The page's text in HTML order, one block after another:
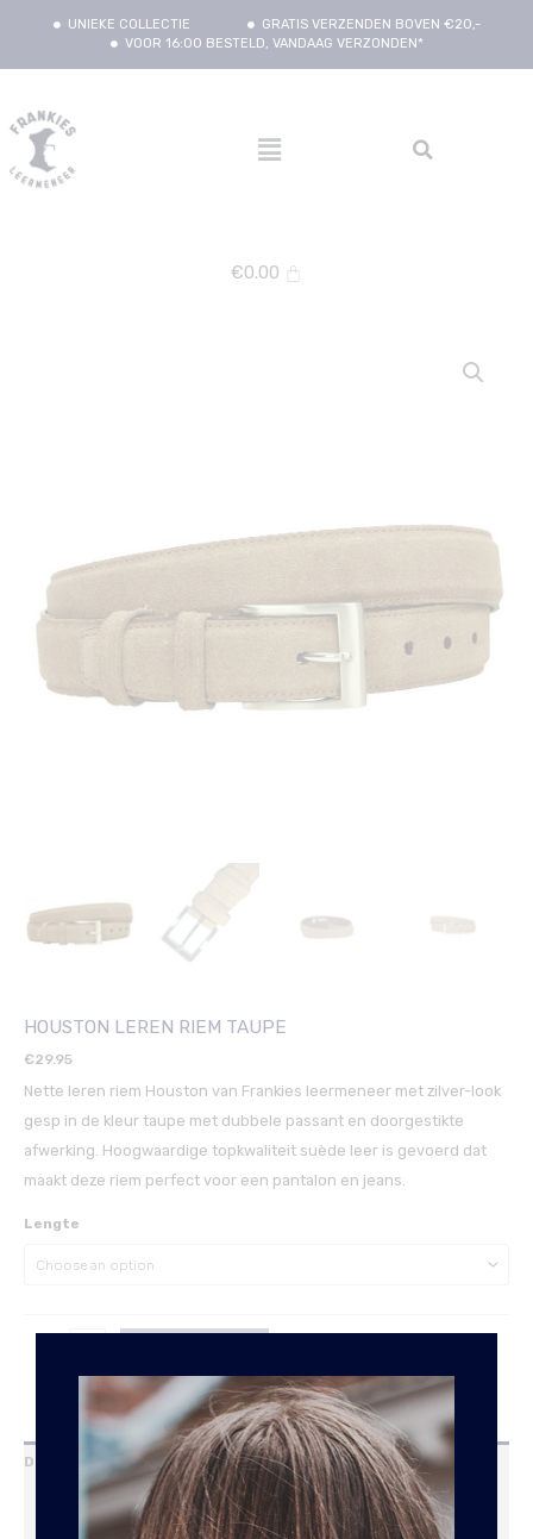
UNIEKE COLLECTIE
GRATIS VERZENDEN BOVEN €20,-
VOOR 16:00 BESTELD, VANDAAG VERZONDEN*
€0.00
HOUSTON LEREN RIEM TAUPE
€29.95
Nette leren riem Houston van Frankies leermeneer met zilver-look
gesp in de kleur taupe met dubbele passant en doorgestikte
afwerking. Hoogwaardige topkwaliteit suède leer is gevoerd dat
maakt deze riem perfect voor een pantalon en jeans.
Lengte
Description
Additional information